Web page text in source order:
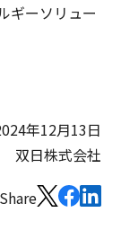
ギーソリュー
年12月13日
双日株式会社
Share